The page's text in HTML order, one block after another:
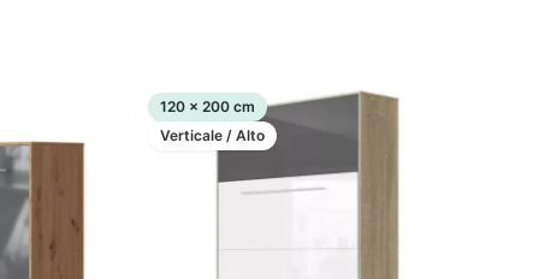
120 x 200 cm
Verticale / Alto